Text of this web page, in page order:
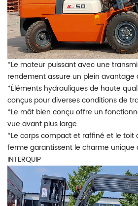
*Le moteur puissant avec une
rendement assure un plein avantage
*Éléments hydrauliques de haute
conçus pour diverses conditions de
*Le mât bien conçu offre un
vue avant plus large.
*Le corps compact et raffiné et le
ferme garantissent le charme
INTERQUIP